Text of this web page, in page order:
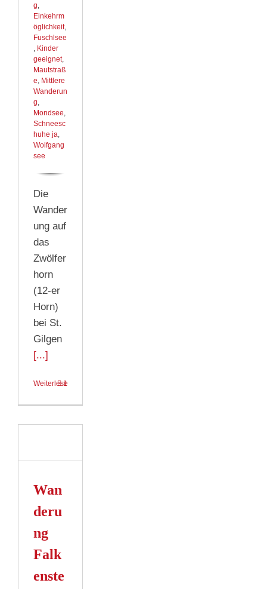
g,
Einkehrm
öglichkeit,
Fuschlsee
, Kinder
geeignet,
Mautstraß
e, Mittlere
Wanderun
g,
Mondsee,
Schneesc
huhe ja,
Wolfgang
see
Die
Wander
ung auf
das
Zwölfer
horn
(12-er
Horn)
bei St.
Gilgen
[...]
Weiterlesen
1
Wan
deru
ng
Falk
enste